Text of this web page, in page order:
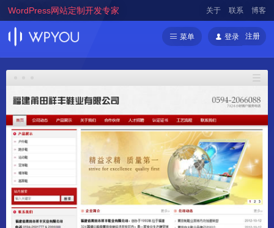
WordPress网站定制开发专家 关于 联系 博客
菜单 登录 注册